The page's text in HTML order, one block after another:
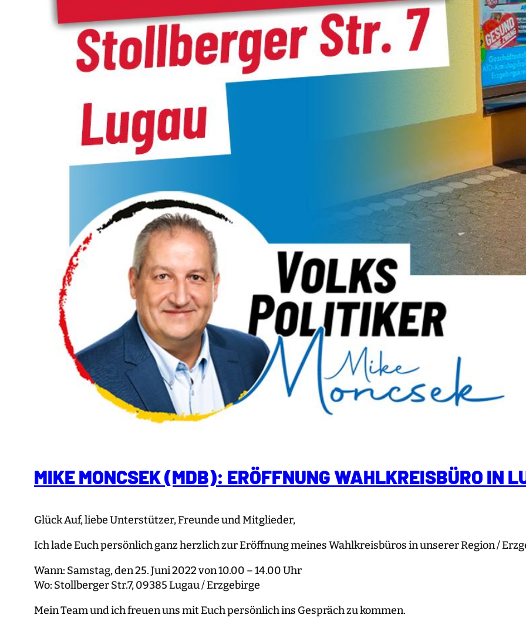
MIKE MONCSEK (MDB): ERÖFFNUNG WAHLKREISBÜRO IN
Glück Auf, liebe Unterstützer, Freunde und Mitglieder,
Ich lade Euch persönlich ganz herzlich zur Eröffnung meines Wahlkreisbüros in unserer Region /
Wann: Samstag, den 25. Juni 2022 von 10.00 – 14.00 Uhr
Wo: Stollberger Str.7, 09385 Lugau / Erzgebirge
Mein Team und ich freuen uns mit Euch persönlich ins Gespräch zu kommen.